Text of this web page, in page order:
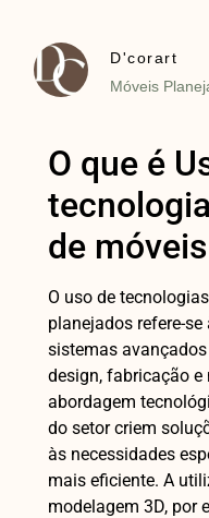
D'corart
Móveis
O que é
de
O uso de
planejados refere-
sistemas
design, fabricação e
abordagem
do setor criem
às necessidades
mais eficiente. A
modelagem 3D, por